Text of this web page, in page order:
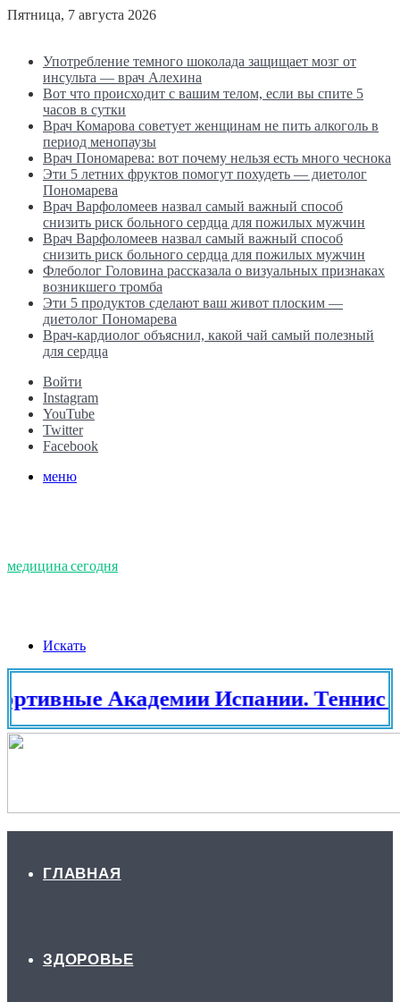
Пятница, 7 августа 2026
Употребление темного шоколада защищает мозг от
инсульта — врач Алехина
Вот что происходит с вашим телом, если вы спите 5
часов в сутки
Врач Комарова советует женщинам не пить алкоголь в
период менопаузы
Врач Пономарева: вот почему нельзя есть много чеснока
Эти 5 летних фруктов помогут похудеть — диетолог
Пономарева
Врач Варфоломеев назвал самый важный способ
снизить риск больного сердца для пожилых мужчин
Врач Варфоломеев назвал самый важный способ
снизить риск больного сердца для пожилых мужчин
Флеболог Головина рассказала о визуальных признаках
возникшего тромба
Эти 5 продуктов сделают ваш живот плоским —
диетолог Пономарева
Врач-кардиолог объяснил, какой чай самый полезный
для сердца
Войти
Instagram
YouTube
Twitter
Facebook
меню
медицина сегодня
Искать
Академии Испании. Теннис в
ГЛАВНАЯ
ЗДОРОВЬЕ